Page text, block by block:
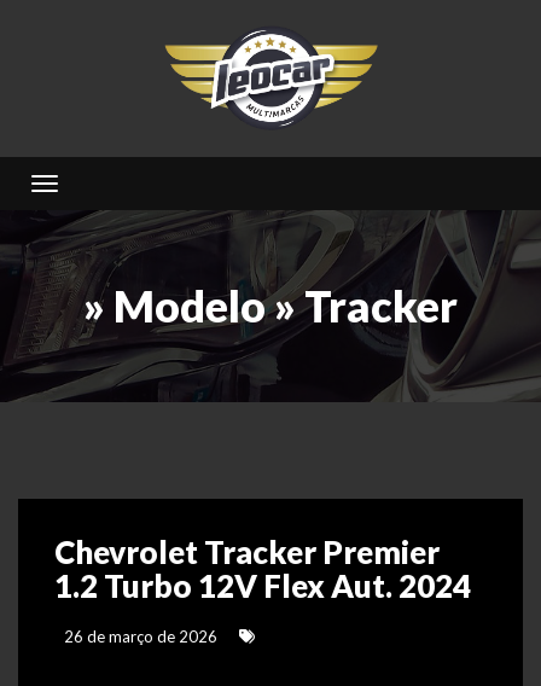
Toggle navigation
» Modelo » Tracker
Chevrolet Tracker Premier
1.2 Turbo 12V Flex Aut. 2024
26 de março de 2026